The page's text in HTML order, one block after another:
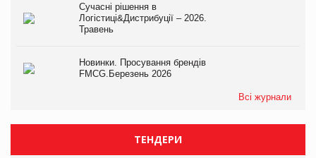
Сучасні рішення в
Логістиці&Дистрибуції – 2026.
Травень
Новинки. Просування брендів
FMCG.Березень 2026
Всі журнали
ТЕНДЕРИ